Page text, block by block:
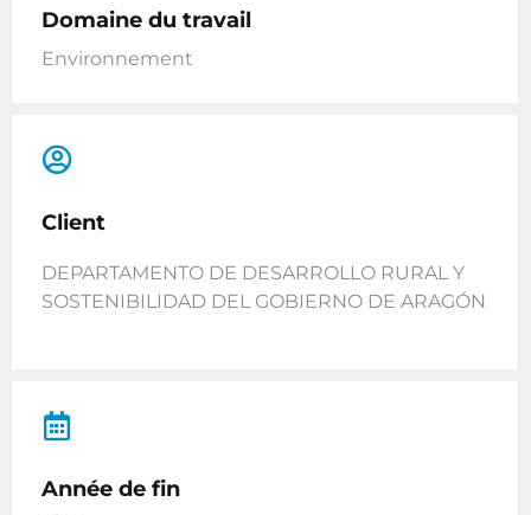
Domaine du travail
Environnement
Client
DEPARTAMENTO DE DESARROLLO RURAL Y
SOSTENIBILIDAD DEL GOBIERNO DE ARAGÓN
Année de fin